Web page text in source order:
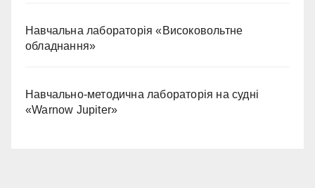
Навчальна лабораторія «Високовольтне
обладнання»
Навчально-методична лабораторія на судні
«Warnow Jupiter»